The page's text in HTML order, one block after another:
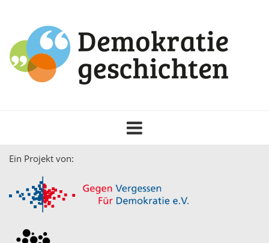
Toggle
navigation
Ein Projekt von: